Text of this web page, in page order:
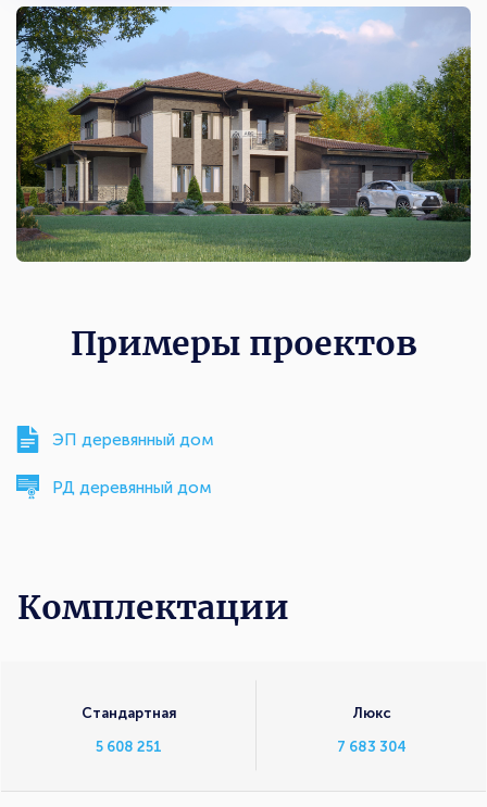
Примеры проектов
ЭП деревянный дом
РД деревянный дом
Комплектации
Стандартная
5 608 251
Люкс
7 683 304